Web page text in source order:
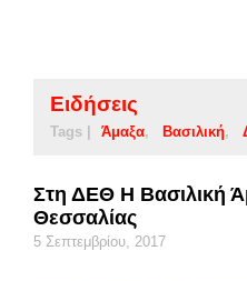
Ειδήσεις
Tags | Άμαξα Βασιλική
Στη ΔΕΘ Η Βασιλική
Θεσσαλίας
5 Σεπτεμβρίου, 2017